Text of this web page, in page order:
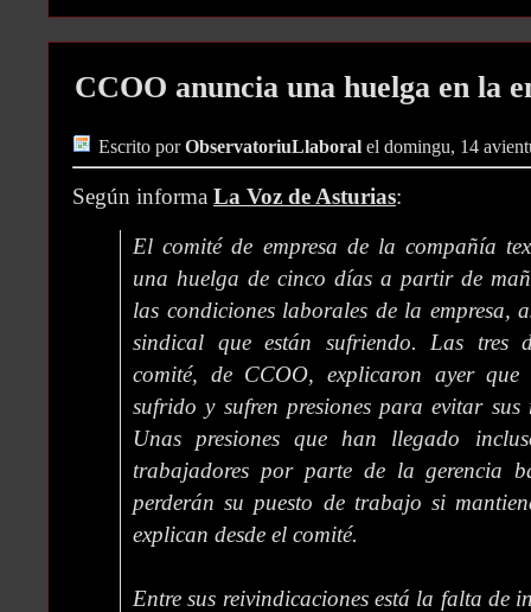
CCOO anuncia una huelga en la
Escrito porObservatoriuLlaboral el domingu, 14
Según informa La Voz de Asturias:
El comité de empresa de la compañía
una huelga de cinco días a partir de
las condiciones laborales de la empresa,
sindical que están sufriendo. Las tres
comité, de CCOO, explicaron ayer
sufrido y sufren presiones para evitar sus
Unas presiones que han llegado
trabajadores por parte de la gerencia
perderán su puesto de trabajo si
explican desde el comité.
Entre sus reivindicaciones está la falta de